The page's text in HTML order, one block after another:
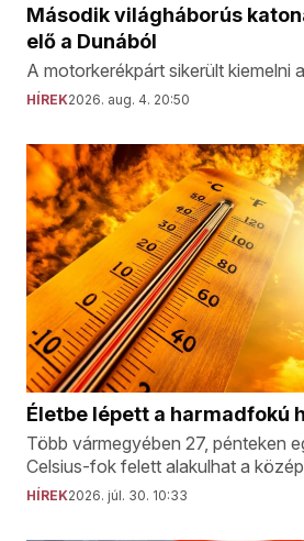
Második világháborús
elő a Dunából
A motorkerékpárt sikerült kiemelni
HÍREK2026. aug. 4. 20:50
Életbe lépett a harmadfokú
Több vármegyében 27, pénteken
Celsius-fok felett alakulhat a
HÍREK2026. júl. 30. 10:33